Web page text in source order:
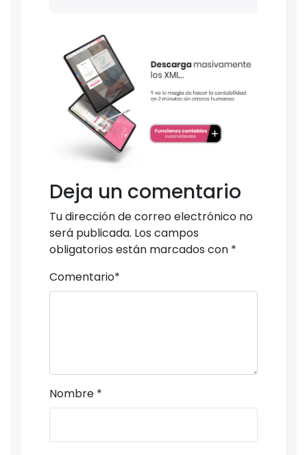
Deja un comentario
Tu dirección de correo electrónico no
será publicada. Los campos
obligatorios están marcados con *
Comentario*
Nombre *